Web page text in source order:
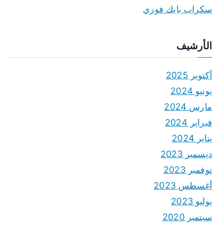
سكراب بايك فوري
الأرشيف
أكتوبر 2025
يونيو 2024
مارس 2024
فبراير 2024
يناير 2024
ديسمبر 2023
نوفمبر 2023
أغسطس 2023
يوليو 2023
سبتمبر 2020